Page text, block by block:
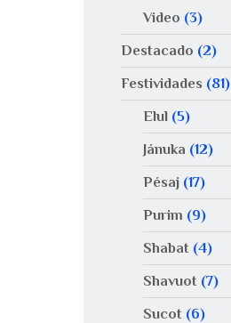
Video (3)
Destacado (2)
Festividades (81)
Elul(5)
Jánuka (12)
Pésaj(17)
Purim (9)
Shabat (4)
Shavuot (7)
Sucot (6)